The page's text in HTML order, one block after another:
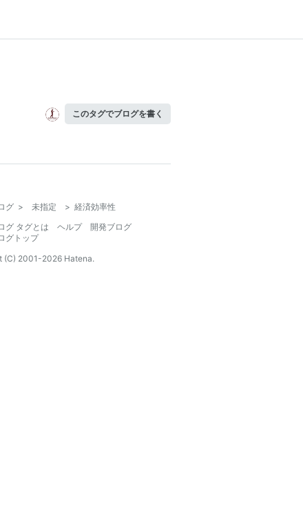
このタグでブログを書く
グ > 未指定 > 経済効率性
グ タグとは
ヘルプ
開発ブログ
グトップ
(C) 2001-2026 Hatena.